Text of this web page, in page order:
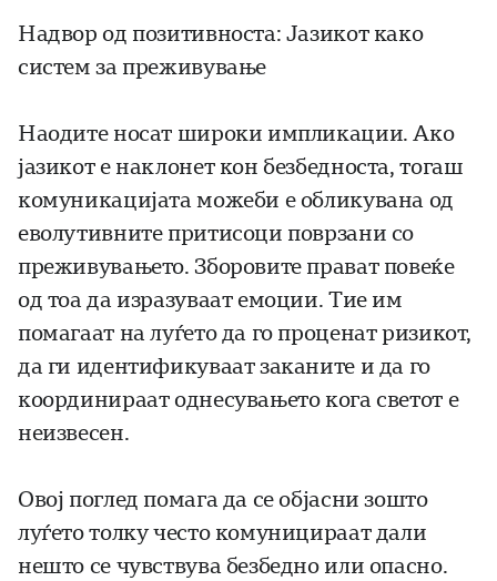
Надвор од позитивноста: Јазикот како
систем за преживување
Наодите носат широки импликации. Ако
јазикот е наклонет кон безбедноста, тогаш
комуникацијата можеби е обликувана од
еволутивните притисоци поврзани со
преживувањето. Зборовите прават повеќе
од тоа да изразуваат емоции. Тие им
помагаат на луѓето да го проценат ризикот,
да ги идентификуваат заканите и да го
координираат однесувањето кога светот е
неизвесен.
Овој поглед помага да се објасни зошто
луѓето толку често комуницираат дали
нешто се чувствува безбедно или опасно.